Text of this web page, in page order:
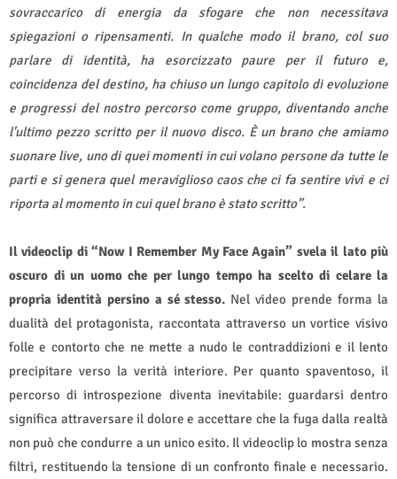
sovraccarico di energia da sfogare che non necessitava
spiegazioni o ripensamenti. In qualche modo il brano, col suo
parlare di identità, ha esorcizzato paure per il futuro e,
coincidenza del destino, ha chiuso un lungo capitolo di evoluzione
e progressi del nostro percorso come gruppo, diventando anche
l'ultimo pezzo scritto per il nuovo disco. È un brano che amiamo
suonare live, uno di quei momenti in cui volano persone da tutte le
parti e si genera quel meraviglioso caos che ci fa sentire vivi e ci
riporta al momento in cui quel brano è stato scritto”.
Il videoclip di “Now I Remember My Face Again” svela il lato più
oscuro di un uomo che per lungo tempo ha scelto di celare la
propria identità persino a sé stesso. Nel video prende forma la
dualità del protagonista, raccontata attraverso un vortice visivo
folle e contorto che ne mette a nudo le contraddizioni e il lento
precipitare verso la verità interiore. Per quanto spaventoso, il
percorso di introspezione diventa inevitabile: guardarsi dentro
significa attraversare il dolore e accettare che la fuga dalla realtà
non può che condurre a un unico esito. Il videoclip lo mostra senza
filtri, restituendo la tensione di un confronto finale e necessario.